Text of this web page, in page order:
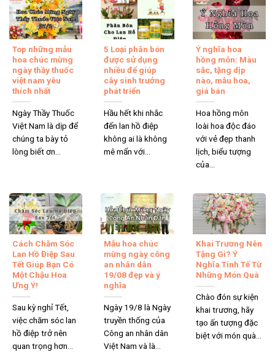
Top những mẫu
hoa chúc mừng
ngày thầy thuốc
việt nam yêu
thích nhất
Ngày Thầy Thuốc
Việt Nam là dịp để
chúng ta bày tỏ
lòng biết ơn...
5 Loại phân bón
được sử dụng
nhiều để giúp
cây sinh trưởng
phát triển
Hầu hết khi nhắc
đến lan hồ điệp
không ai là không
mê mẩn với...
Ý nghĩa hoa
hồng môn: Màu
sắc, tặng dịp
nào, mẫu hoa,
giá bán
Hoa hồng môn
loài hoa độc đáo
với vẻ đẹp thanh
lịch, biểu tượng
của...
Cách Chăm Sóc
Lan Hồ Điệp Sau
Tết Giúp Bạn Có
Một Chậu Hoa
Ưng Ý!
Sau kỳ nghỉ Tết,
việc chăm sóc lan
hồ điệp trở nên
quan trọng hơn...
Mẫu hoa chúc
mừng ngày công
an nhân dân
19/08 đẹp và ý
nghĩa
Ngày 19/8 là Ngày
truyền thống của
Công an nhân dân
Việt Nam và là...
Khai Trương Nên
Tặng Gì? Ý
Nghĩa Tinh Tế Từ
Những Món Quà
Chào đón sự kiện
khai trương, hãy
tạo ấn tượng đặc
biệt với món quà...